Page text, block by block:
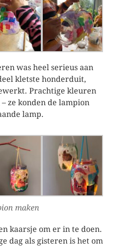
was heel serieus aan
kletste honderduit,
Prachtige kleuren
ze konden de lampion
lamp.
maken
kaarsje om er in te doen.
dag als gisteren is het om